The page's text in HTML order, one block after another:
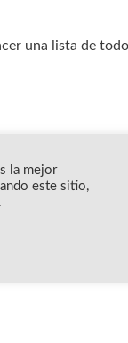
una lista de
aparece en el
la mejor
este sitio,